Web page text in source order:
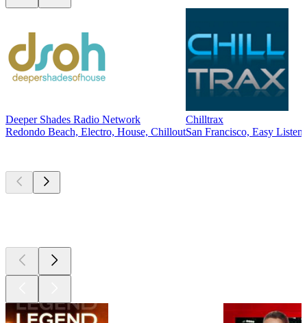
Deeper Shades Radio Network
Redondo Beach, Electro, House, Chillout
Chilltrax
San Francisco, Easy